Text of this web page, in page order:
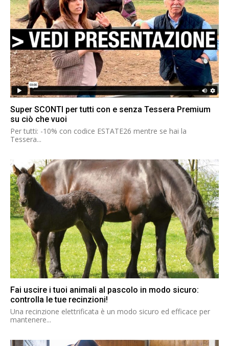
Super SCONTI per tutti con e senza Tessera Premium
su ciò che vuoi
Per tutti: -10% con codice ESTATE26 mentre se hai la
Tessera...
Fai uscire i tuoi animali al pascolo in modo sicuro:
controlla le tue recinzioni!
Una recinzione elettrificata è un modo sicuro ed efficace per
mantenere...